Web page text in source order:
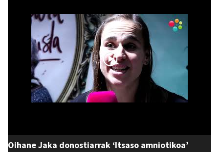
Oihane Jaka donostiarrak ‘Itsaso amniotikoa’